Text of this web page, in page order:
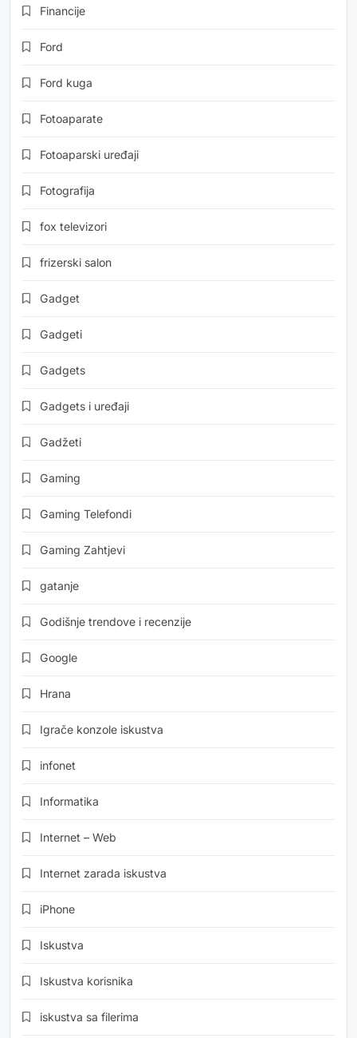
Financije
Ford
Ford kuga
Fotoaparate
Fotoaparski uređaji
Fotografija
fox televizori
frizerski salon
Gadget
Gadgeti
Gadgets
Gadgets i uređaji
Gadžeti
Gaming
Gaming Telefondi
Gaming Zahtjevi
gatanje
Godišnje trendove i recenzije
Google
Hrana
Igrače konzole iskustva
infonet
Informatika
Internet – Web
Internet zarada iskustva
iPhone
Iskustva
Iskustva korisnika
iskustva sa filerima